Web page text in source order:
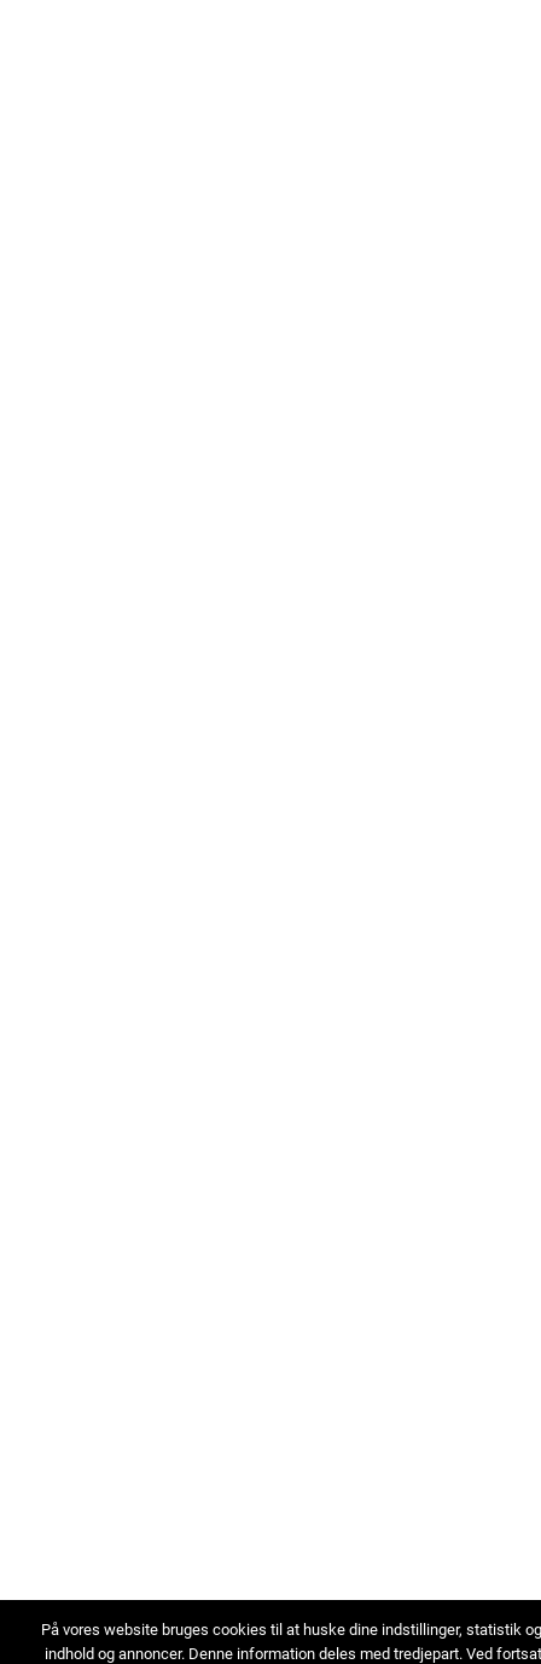
På vores website bruges cookies til at huske dine indstillinger, statistik
indhold og annoncer. Denne information deles med tredjepart. Ved